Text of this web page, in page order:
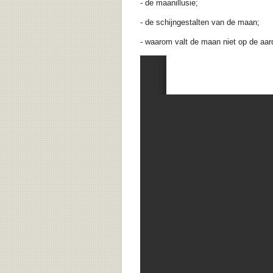
- de maanillusie;
- de schijngestalten van de maan;
- waarom valt de maan niet op de